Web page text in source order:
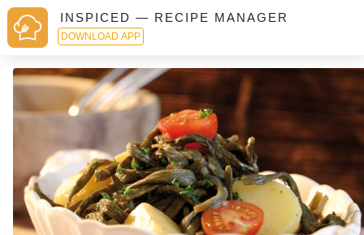
INSPICED — RECIPE MANAGER
DOWNLOAD APP